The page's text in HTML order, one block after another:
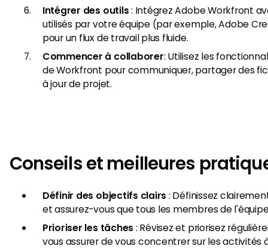
Intégrer des outils: Intégrez Adobe Workfront
utilisés par votre équipe (par exemple, Adobe
pour un flux de travail plus fluide.
Commencer à collaborer: Utilisez les
de Workfront pour communiquer, partager des
à jour de projet.
Conseils et meilleures
Définir des objectifs clairs : Définissez
et assurez-vous que tous les membres de
Prioriser les tâches : Révisez et priorisez
vous assurer de vous concentrer sur les activités